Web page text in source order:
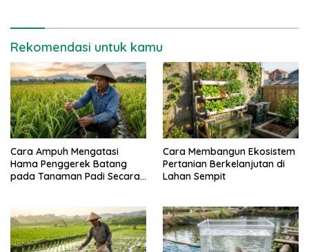
Rekomendasi untuk kamu
Cara Ampuh Mengatasi
Hama Penggerek Batang
pada Tanaman Padi Secara
Cara Membangun Ekosistem
Pertanian Berkelanjutan di
Lahan Sempit